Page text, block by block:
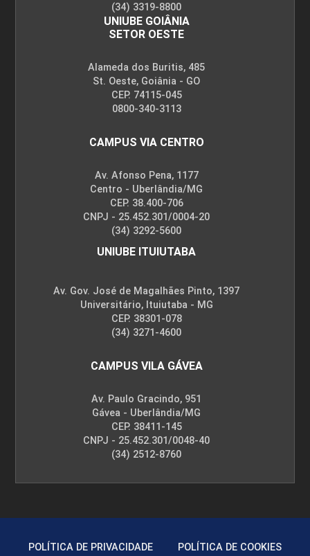
(34) 3319-8800
UNIUBE GOIÂNIA
SETOR OESTE
Alameda dos Buritis, 485
St. Oeste, Goiânia - GO
CEP. 74115-045
0800-340-3113
CAMPUS VIA CENTRO
Av. Afonso Pena, 1177
Centro - Uberlândia/MG
CEP. 38.400-706
CNPJ - 25.452.301/0004-20
(34) 3292-5600
UNIUBE ITUIUTABA
Av. Gov. José de Magalhães Pinto, 1397
Universitário, Ituiutaba - MG
CEP. 38301-078
(34) 3271-4600
CAMPUS VILA GÁVEA
Av. Paulo Gracindo, 951
Gávea - Uberlândia/MG
CEP. 38411-145
CNPJ - 25.452.301/0048-40
(34) 2512-8760
POLÍTICA DE PRIVACIDADE POLÍTICA DE COOKIES